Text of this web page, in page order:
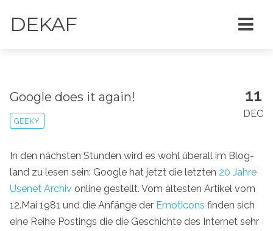
DEKAF
11
DEC
Google does it again!
GEEKY
In den nächsten Stunden wird es wohl überall im Blog-
land zu lesen sein: Google hat jetzt die letzten 20 Jahre
Usenet Archiv online gestellt. Vom ältesten Artikel vom
12.Mai 1981 und die Anfänge der Emoticons finden sich
eine Reihe Postings die die Geschichte des Internet sehr